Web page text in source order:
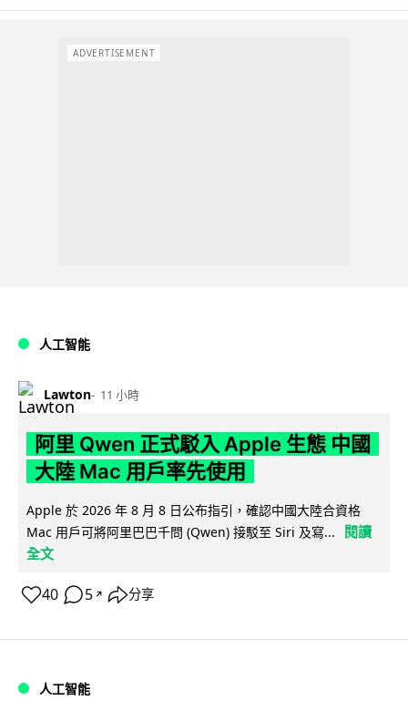
ADVERTISEMENT
人工智能
Lawton 11 小時
阿里 Qwen 正式駁入 Apple 生態 中國
大陸 Mac 用戶率先使用
Apple 於 2026 年 8 月 8 日公布指引，確認中國大陸合資格
Mac 用戶可將阿里巴巴千問 (Qwen) 接駁至 Siri 及寫...
閱讀
全文
40 5 ↗ 分享
人工智能